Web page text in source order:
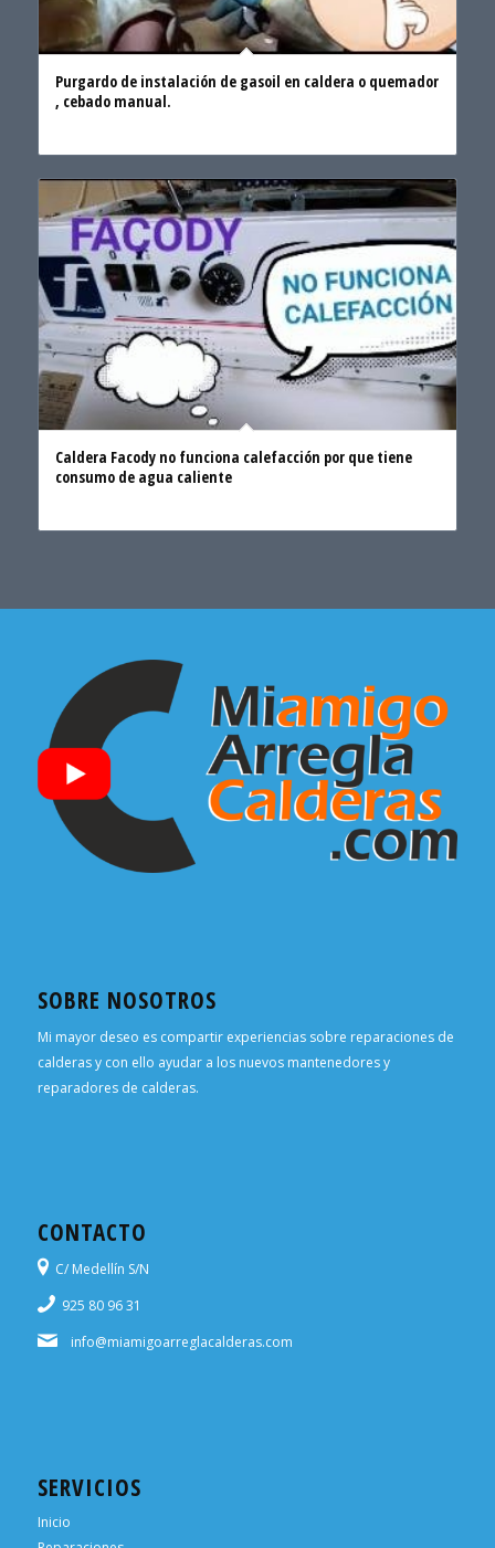
Purgardo de instalación de gasoil en caldera o quemador
, cebado manual.
Caldera Facody no funciona calefacción por que tiene
consumo de agua caliente
SOBRE NOSOTROS
Mi mayor deseo es compartir experiencias sobre reparaciones de
calderas y con ello ayudar a los nuevos mantenedores y
reparadores de calderas.
CONTACTO
C/ Medellín S/N
925 80 96 31
info@miamigoarreglacalderas.com
SERVICIOS
Inicio